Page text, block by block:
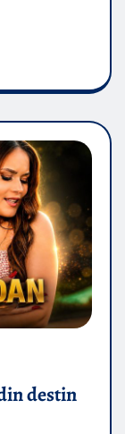
destin